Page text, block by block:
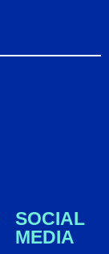
SOCIAL
MEDIA